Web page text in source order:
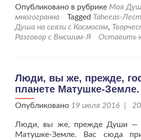
Опубликовано в рубрике Моя
многогранна
Tagged Taheeas-
Душа на связи с Космосом,
Разговор с Высшим-Я
Оставить
Люди, вы же, прежде,
планете Матушке-Земле.
Опубликовано 19 июля 2016 |
Люди, вы же, прежде Души —
Матушке-Земле. Вас сюда